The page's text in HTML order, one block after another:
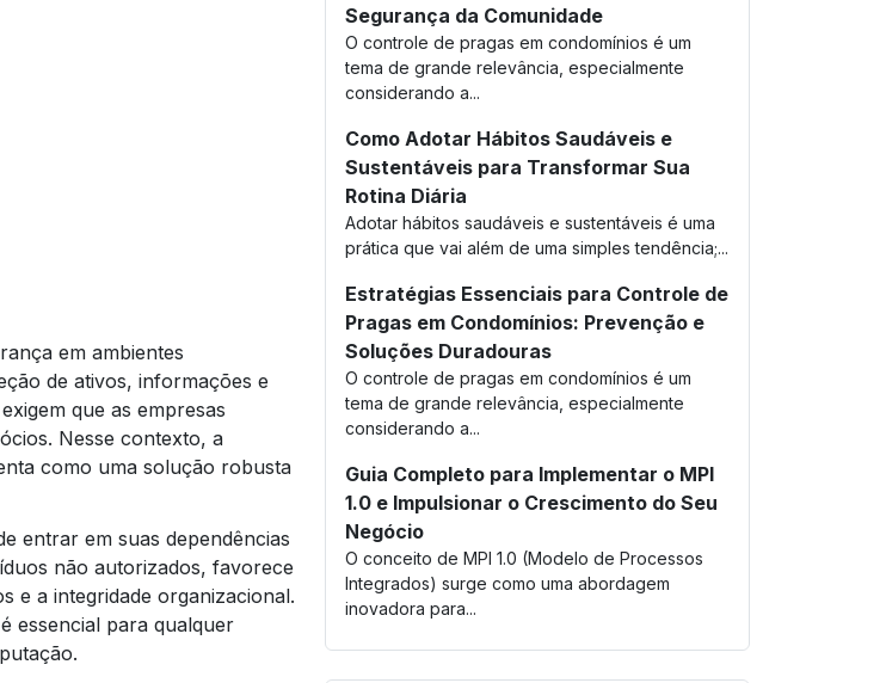
em ambientes
de ativos, informações e
que as empresas
Nesse contexto, a
como uma solução robusta
entrar em suas dependências
não autorizados, favorece
e a integridade organizacional.
essencial para qualquer
Segurança da Comunidade
O controle de pragas em condomínios é um
tema de grande relevância, especialmente
considerando a...
Como Adotar Hábitos Saudáveis e
Sustentáveis para Transformar Sua
Rotina Diária
Adotar hábitos saudáveis e sustentáveis é uma
prática que vai além de uma simples tendência;...
Estratégias Essenciais para Controle de
Pragas em Condomínios: Prevenção e
Soluções Duradouras
O controle de pragas em condomínios é um
tema de grande relevância, especialmente
considerando a...
Guia Completo para Implementar o MPI
1.0 e Impulsionar o Crescimento do Seu
Negócio
O conceito de MPI 1.0 (Modelo de Processos
Integrados) surge como uma abordagem
inovadora para...